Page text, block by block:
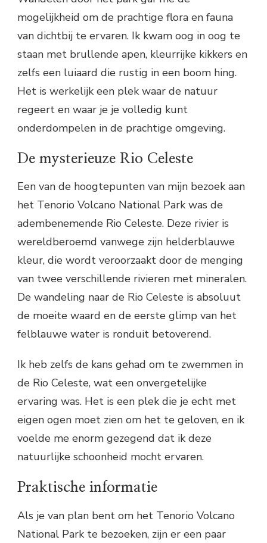
mogelijkheid om de prachtige flora en fauna
van dichtbij te ervaren. Ik kwam oog in oog te
staan met brullende apen, kleurrijke kikkers en
zelfs een luiaard die rustig in een boom hing.
Het is werkelijk een plek waar de natuur
regeert en waar je je volledig kunt
onderdompelen in de prachtige omgeving.
De mysterieuze Rio Celeste
Een van de hoogtepunten van mijn bezoek aan
het Tenorio Volcano National Park was de
adembenemende Rio Celeste. Deze rivier is
wereldberoemd vanwege zijn helderblauwe
kleur, die wordt veroorzaakt door de menging
van twee verschillende rivieren met mineralen.
De wandeling naar de Rio Celeste is absoluut
de moeite waard en de eerste glimp van het
felblauwe water is ronduit betoverend.
Ik heb zelfs de kans gehad om te zwemmen in
de Rio Celeste, wat een onvergetelijke
ervaring was. Het is een plek die je echt met
eigen ogen moet zien om het te geloven, en ik
voelde me enorm gezegend dat ik deze
natuurlijke schoonheid mocht ervaren.
Praktische informatie
Als je van plan bent om het Tenorio Volcano
National Park te bezoeken, zijn er een paar